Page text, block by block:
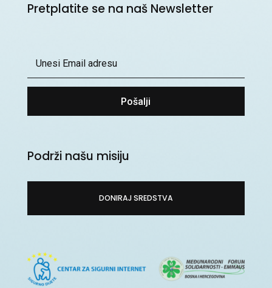
Pretplatite se na naš Newsletter
Pošalji
Podrži našu misiju
DONIRAJ SREDSTVA